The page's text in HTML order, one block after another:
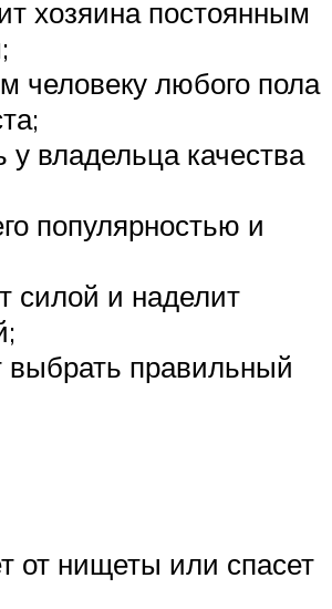
хозяина постоянным
человеку любого пола
у владельца качества
популярностью и
силой и наделит
выбрать правильный
от нищеты или спасет